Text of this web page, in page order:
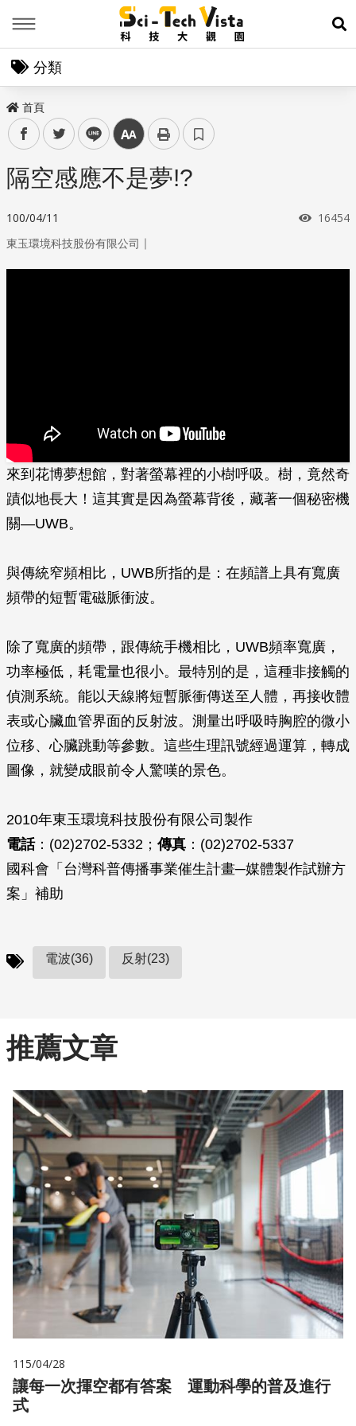
展
分類
首頁
facebooktwitter line 中
隔空感應不是夢!?
100/04/11 瀏覽次
16454
東玉環境科技股份有限公司 ｜
來到花博夢想館，對著螢幕裡的小樹呼吸。樹，竟然奇
蹟似地長大！這其實是因為螢幕背後，藏著一個秘密機
關—UWB。
與傳統窄頻相比，UWB所指的是：在頻譜上具有寬廣
頻帶的短暫電磁脈衝波。
除了寬廣的頻帶，跟傳統手機相比，UWB頻率寬廣，
功率極低，耗電量也很小。最特別的是，這種非接觸的
偵測系統。能以天線將短暫脈衝傳送至人體，再接收體
表或心臟血管界面的反射波。測量出呼吸時胸腔的微小
位移、心臟跳動等參數。這些生理訊號經過運算，轉成
圖像，就變成眼前令人驚嘆的景色。
2010年東玉環境科技股份有限公司製作
電話：(02)2702-5332；傳真 ：(02)2702-5337
國科會「台灣科普傳播事業催生計畫─媒體製作試辦方
案」補助
電波(36) 反射(23)
推薦文章
115/04/28
讓每一次揮空都有答案 運動科學的普及進行
式